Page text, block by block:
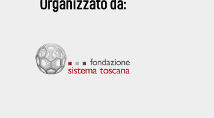
Organizzato da: